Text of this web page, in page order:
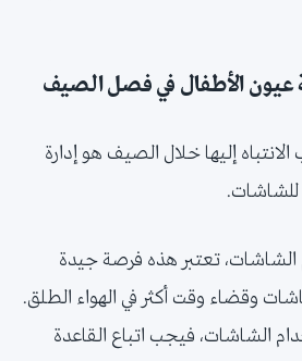
عيون الأطفال في فصل الصيف
إليها خلال الصيف هو إدارة
للشاشات.
الشاشات، تعتبر هذه فرصة جيدة
وقضاء وقت أكثر في الهواء الطلق.
الشاشات، فيجب اتباع القاعدة